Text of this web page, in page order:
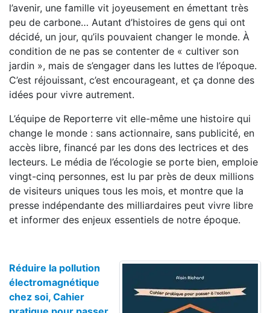
l’avenir, une famille vit joyeusement en émettant très
peu de carbone… Autant d’histoires de gens qui ont
décidé, un jour, qu’ils pouvaient changer le monde. À
condition de ne pas se contenter de « cultiver son
jardin », mais de s’engager dans les luttes de l’époque.
C’est réjouissant, c’est encourageant, et ça donne des
idées pour vivre autrement.
L’équipe de Reporterre vit elle-même une histoire qui
change le monde : sans actionnaire, sans publicité, en
accès libre, financé par les dons des lectrices et des
lecteurs. Le média de l’écologie se porte bien, emploie
vingt-cinq personnes, est lu par près de deux millions
de visiteurs uniques tous les mois, et montre que la
presse indépendante des milliardaires peut vivre libre
et informer des enjeux essentiels de notre époque.
Réduire la pollution
électromagnétique
chez soi, Cahier